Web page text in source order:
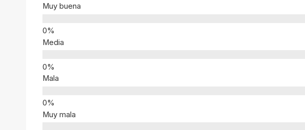
Muy buena
Media
Mala
Muy mala